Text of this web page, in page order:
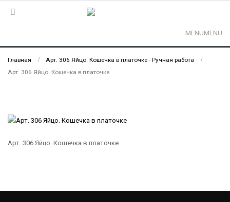
MENUMENU
Главная
Арт. 306 Яйцо. Кошечка в платочке - Ручная работа
Арт. 306 Яйцо. Кошечка в платочке
Арт. 306 Яйцо. Кошечка в платочке